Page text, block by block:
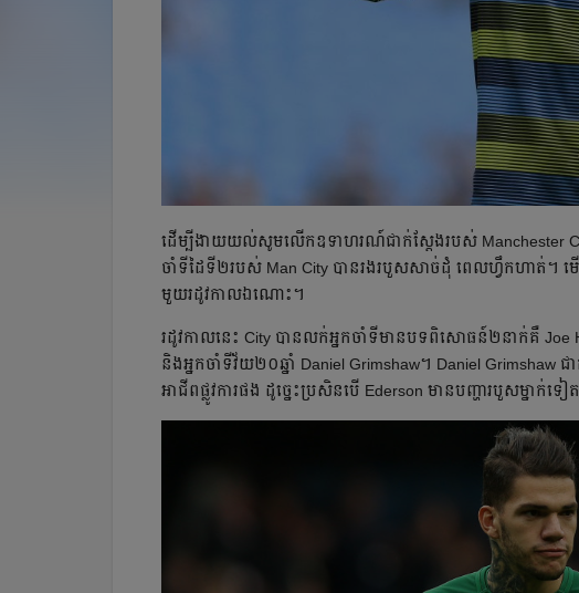
ដើម្បី​ងាយ​យល់​​សូម​លើក​ឧទាហរណ៍​ជាក់​ស្ដែង​​របស់ Manchester
ចាំ​ទី​ដៃ​ទី​២​​របស់ Man City បាន​រងរបួស​សាច់​ដុំ ពេល​ហ្វឹកហាត់។
មួយ​រដូវ​កាល​ឯណោះ។
រដូវកាល​​នេះ City បាន​លក់​អ្នក​ចាំទី​​​​មាន​បទពិសោធន៍​​២​​នាក់​គឺ Joe
និង​អ្នក​ចាំ​ទី​វ័យ​​២០​ឆ្នាំ​ Daniel Grimshaw។ Daniel
អាជីព​ផ្លូវការ​ផង ដូច្នេះ​ប្រសិន​បើ Ederson មាន​បញ្ហា​របួស​ម្នាក់​